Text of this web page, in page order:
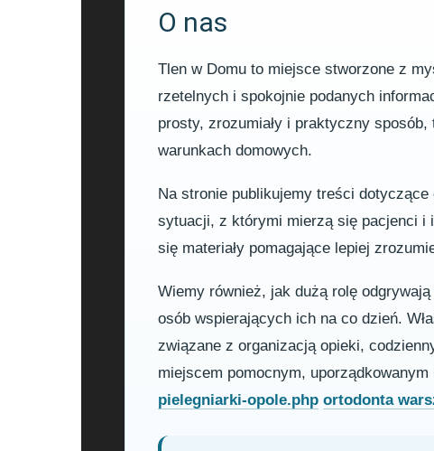
O nas
Tlen w Domu to miejsce stworzone z
rzetelnych i spokojnie podanych
prosty, zrozumiały i praktyczny
warunkach domowych.
Na stronie publikujemy treści
sytuacji, z którymi mierzą się pacjenci i
się materiały pomagające lepiej
Wiemy również, jak dużą rolę
osób wspierających ich na co dzień.
związane z organizacją opieki,
miejscem pomocnym,
pielegniarki-opole.php ortodonta